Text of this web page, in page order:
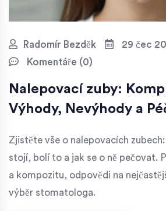
Radomír Bezděk
29 čec
Komentáře (0)
Nalepovací zuby:
Výhody, Nevýhody a
Zjistěte vše o nalepovacích
stojí, bolí to a jak se o ně pečovat.
a kompozitu, odpovědi na
výběr stomatologa.